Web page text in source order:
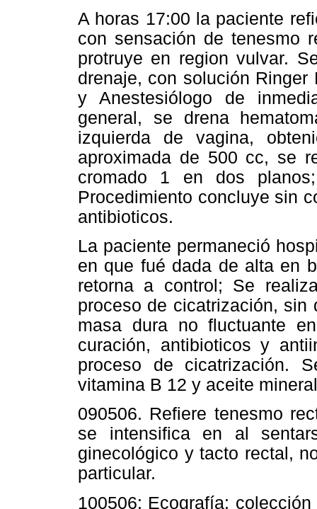
A horas 17:00 la paciente
con sensación de tenesmo
protruye en region vulvar.
drenaje, con solución
y Anestesiólogo de
general, se drena
izquierda de vagina,
aproximada de 500 cc, se
cromado 1 en dos
Procedimiento concluye sin
antibioticos.
La paciente permaneció
en que fué dada de alta en
retorna a control; Se
proceso de cicatrización, sin
masa dura no fluctuante
curación, antibioticos y
proceso de cicatrización.
vitamina B­ 12 y aceite
09­05­06. Refiere tenesmo
se intensifica en al
ginecológico y tacto rectal,
particular.
10­05­06: Ecografía: